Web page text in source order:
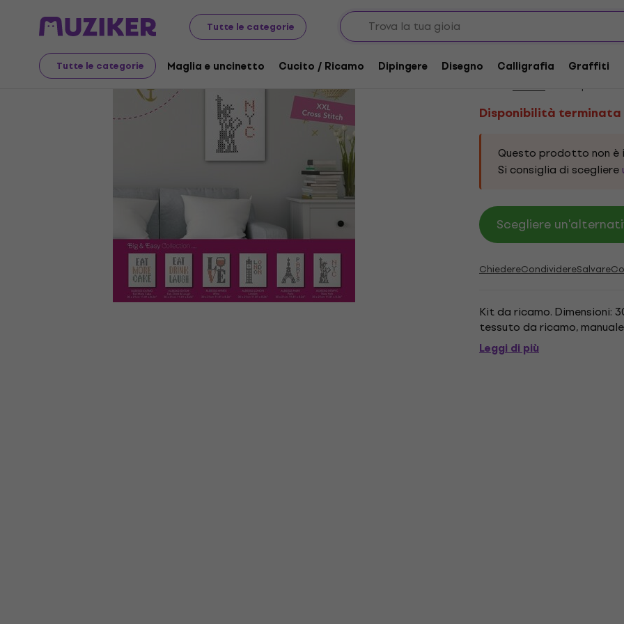
Tutte le categorie
Tutte le categorie Maglia e uncinetto Cucito / Ricamo Dipingere Disegno Calligrafia Graffiti
Arte Creazione secondo il modello Kit da ricamo
Disponibilità terminata
Disponibilità terminata
Anchor ALBE002-
Codice
Disponibilità terminata
Questo prodotto non
Si consiglia di scegliere
Scegliere
ChiedereCondividereSalvare
Kit da ricamo. Dimensioni:
tessuto da ricamo,
Leggi di più